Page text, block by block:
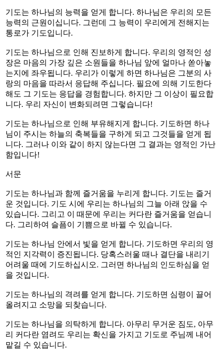
기도는 하나님의 능력을 얻게 합니다. 하나님은 우리의 모든
능력의 근원이십니다. 그런데 그 능력이 우리에게 전해지는
통로가 기도입니다.
기도는 하나님으로 인해 진보하게 합니다. 우리의 영적인 성
장은 마음의 가장 깊은 소원들을 하나님 앞에 얼마나 쏟아놓
는지에 좌우됩니다. 우리가 이렇게 하면 하나님은 그분의 사
랑의 마음을 따라서 응답해 주십니다. 필요에 의해 기도한다
해도 그 기도는 응답을 경험합니다. 하지만 그 이상이 필요합
니다. 우리 자신이 변화되려면 그렇습니다!
기도는 하나님으로 인해 부유해지게 합니다. 기도하면 하나
님이 주시는 하늘의 축복들을 구하게 되고 그것들을 얻게 됩
니다. 그러나 이와 같이 하지 않는다면 그 결과는 영적인 가난
함입니다!
서문
기도는 하나님과 함께 즐거움을 누리게 합니다. 기도는 즐거
운 것입니다. 기도 시에 우리는 하나님의 그늘 아래 앉을 수
있습니다. 그리고 이 때문에 우리는 커다란 즐거움을 얻습니
다. 그리하여 슬픔이 기쁨으로 바뀔 수 있습니다.
기도는 하나님 안에서 빛을 얻게 합니다. 기도하면 우리의 영
적인 지각력이 증진됩니다. 당혹스러울 때나 결단을 내리기
어려울 때에 기도하십시오. 그러면 하나님의 인도하심을 얻
을 것입니다.
기도는 하나님의 격려를 얻게 합니다. 기도하면 심령이 끌어
올려지고 소망을 되찾습니다.
기도는 하나님을 의탁하게 합니다. 아무리 무거운 짐도, 아무
리 커다란 염려도 우리는 확신을 가지고 기도로 주님께 내어
맡길 수 있습니다.